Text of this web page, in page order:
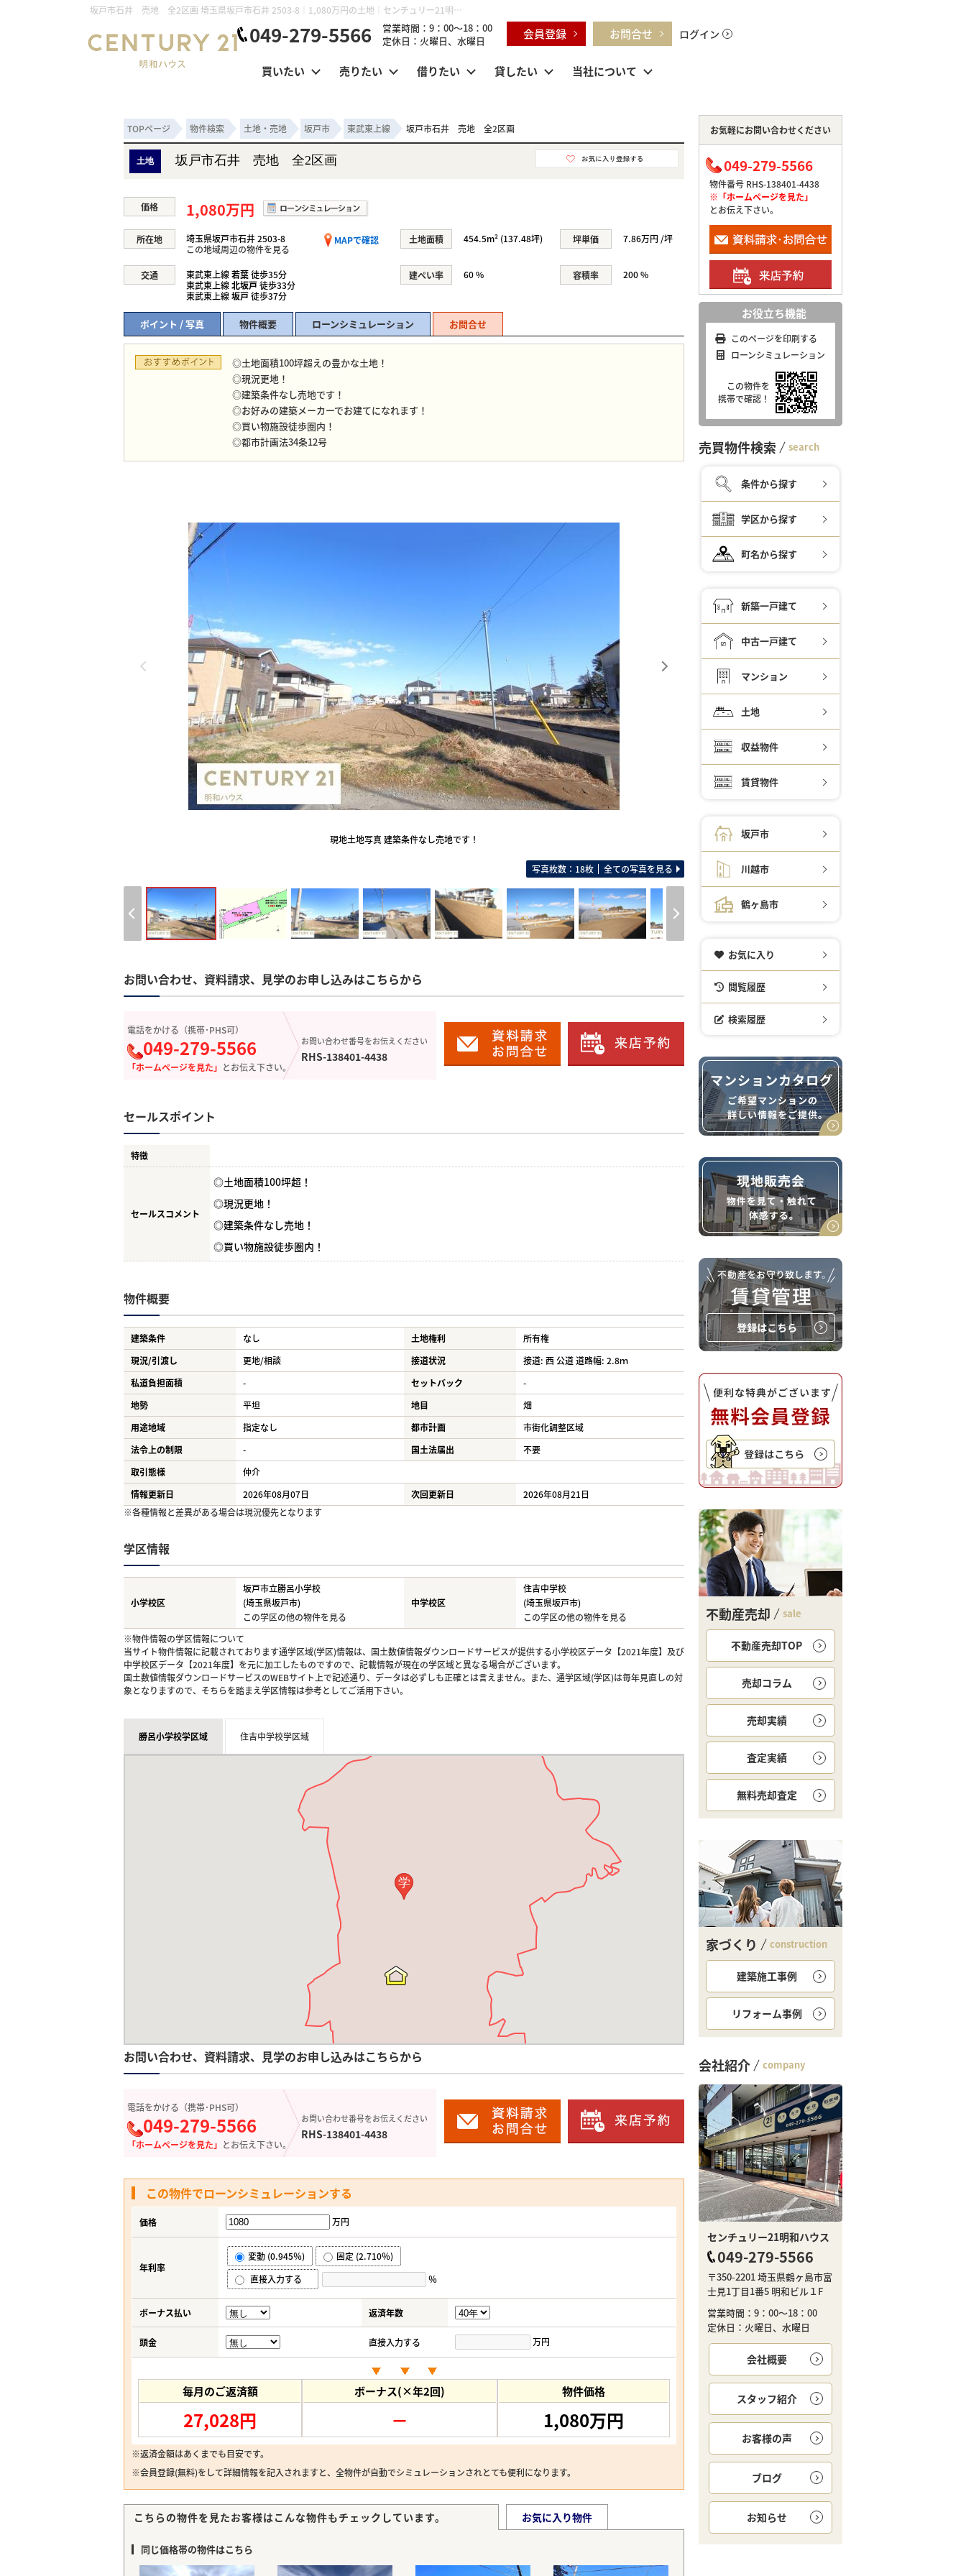
坂戸市石井 売地 全2区画 埼玉県坂戸市石井 2503-8｜1,080万円の土地｜センチュリー21明和ハウス
049-279-5566
営業時間：9：00～18：00
定休日：火曜日、水曜日
会員登録 お問合せ ログイン
買いたい 売りたい 借りたい 貸したい 当社について
TOPページ 物件検索 土地・売地 坂戸市 東武東上線 坂戸市石井 売地 全2区画
土地 坂戸市石井 売地 全2区画
価格 1,080万円
所在地 埼玉県坂戸市石井 2503-8 MAPで確認
この地域周辺の物件を見る
土地面積 454.5m² (137.48坪) 坪単価 7.86万円 /坪
交通 東武東上線若葉徒歩35分
東武東上線北坂戸徒歩33分
東武東上線坂戸徒歩37分
建ぺい率 60 % 容積率 200 %
ポイント / 写真 物件概要 ローンシミュレーション お問合せ
◎土地面積100坪超えの豊かな土地！
◎現況更地！
◎建築条件なし売地です！
◎お好みの建築メーカーでお建てになれます！
◎買い物施設徒歩圏内！
◎都市計画法34条12号
現地土地写真 建築条件なし売地です！
写真枚数：18枚 全ての写真を見る
お問い合わせ、資料請求、見学のお申し込みはこちらから
電話をかける（携帯･PHS可）
049-279-5566
「ホームページを見た」 とお伝え下さい。
お問い合わせ番号をお伝えください
RHS-138401-4438
セールスポイント
特徴
セールスコメント
◎土地面積100坪超！
◎現況更地！
◎建築条件なし売地！
◎買い物施設徒歩圏内！
物件概要
建築条件 なし 土地権利
所有権
現況/引渡し
更地/相談 接道状況
接道: 西 公道 道路幅: 2.8ｍ
私道負担面積
- セットバック
-
地勢
平坦 地目
畑
用途地域
指定なし 都市計画
市街化調整区域
法令上の制限
- 国土法届出
不要
取引態様
仲介
情報更新日
2026年08月07日 次回更新日
2026年08月21日
※各種情報と差異がある場合は現況優先となります
学区情報
小学校区
坂戸市立勝呂小学校
(埼玉県坂戸市)
この学区の他の物件を見る
中学校区
住吉中学校
(埼玉県坂戸市)
この学区の他の物件を見る
※物件情報の学区情報について
当サイト物件情報に記載されております通学区域(学区)情報は、国土数値情報ダウンロードサービスが提供する小学校区データ【2021年度】及び
中学校区データ【2021年度】を元に加工したものですので、記載情報が現在の学区域と異なる場合がございます。
国土数値情報ダウンロードサービスのWEBサイト上で記述通り、データは必ずしも正確とは言えません。また、通学区域(学区)は毎年見直しの対
象となりますので、そちらを踏まえ学区情報は参考としてご活用下さい。
勝呂小学校学区域 住吉中学校学区域
学
お問い合わせ、資料請求、見学のお申し込みはこちらから
電話をかける（携帯･PHS可）
049-279-5566
「ホームページを見た」 とお伝え下さい。
お問い合わせ番号をお伝えください
RHS-138401-4438
この物件でローンシミュレーションする
価格 万円
年利率
変動 (0.945％)
固定 (2.710％)
直接入力する
％
ボーナス払い 返済年数
頭金 直接入力する 万円
毎月のご返済額
27,028円
ボーナス(×年2回)
－
物件価格
1,080万円
※返済金額はあくまでも目安です。
※会員登録(無料)をして詳細情報を記入されますと、全物件が自動でシミュレーションされとても便利になります。
こちらの物件を見たお客様はこんな物件もチェックしています。 お気に入り物件
同じ価格帯の物件はこちら
お気軽にお問い合わせください
049-279-5566
物件番号 RHS-138401-4438
※「ホームページを見た」
とお伝え下さい。
お役立ち機能
このページを印刷する
ローンシミュレーション
この物件を
携帯で確認！
売買物件検索 search
条件から探す
学区から探す
町名から探す
新築一戸建て
中古一戸建て
マンション
土地
収益物件
賃貸物件
坂戸市
川越市
鶴ヶ島市
お気に入り
閲覧履歴
検索履歴
不動産売却 sale
不動産売却TOP
売却コラム
売却実績
査定実績
無料売却査定
家づくり construction
建築施工事例
リフォーム事例
会社紹介 company
センチュリー21明和ハウス
049-279-5566
〒350-2201 埼玉県鶴ヶ島市富
士見1丁目1番5 明和ビル１F
営業時間：9：00～18：00
定休日：火曜日、水曜日
会社概要
スタッフ紹介
お客様の声
ブログ
お知らせ